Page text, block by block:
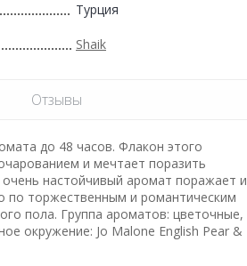
Турция
Shaik
Отзывы
до 48 часов. Флакон этого
и мечтает поразить
настойчивый аромат поражает и
по торжественным и романтическим
пола. Группа ароматов: цветочные,
окружение: Jo Malone English Pear &